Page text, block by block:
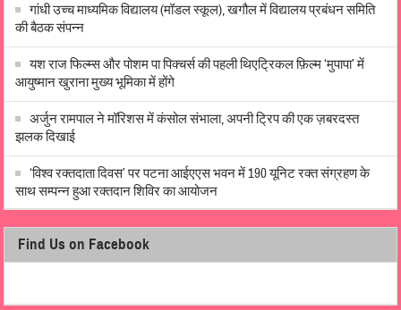
गांधी उच्च माध्यमिक विद्यालय (मॉडल स्कूल), खगौल में विद्यालय प्रबंधन समिति
की बैठक संपन्न
यश राज फिल्म्स और पोशम पा पिक्चर्स की पहली थिएट्रिकल फ़िल्म ‘मुपापा’ में
आयुष्मान खुराना मुख्य भूमिका में होंगे
अर्जुन रामपाल ने मॉरिशस में कंसोल संभाला, अपनी ट्रिप की एक ज़बरदस्त
झलक दिखाई
‘विश्व रक्तदाता दिवस’ पर पटना आईएएस भवन में 190 यूनिट रक्त संग्रहण के
साथ सम्पन्न हुआ रक्तदान शिविर का आयोजन
Find Us on Facebook